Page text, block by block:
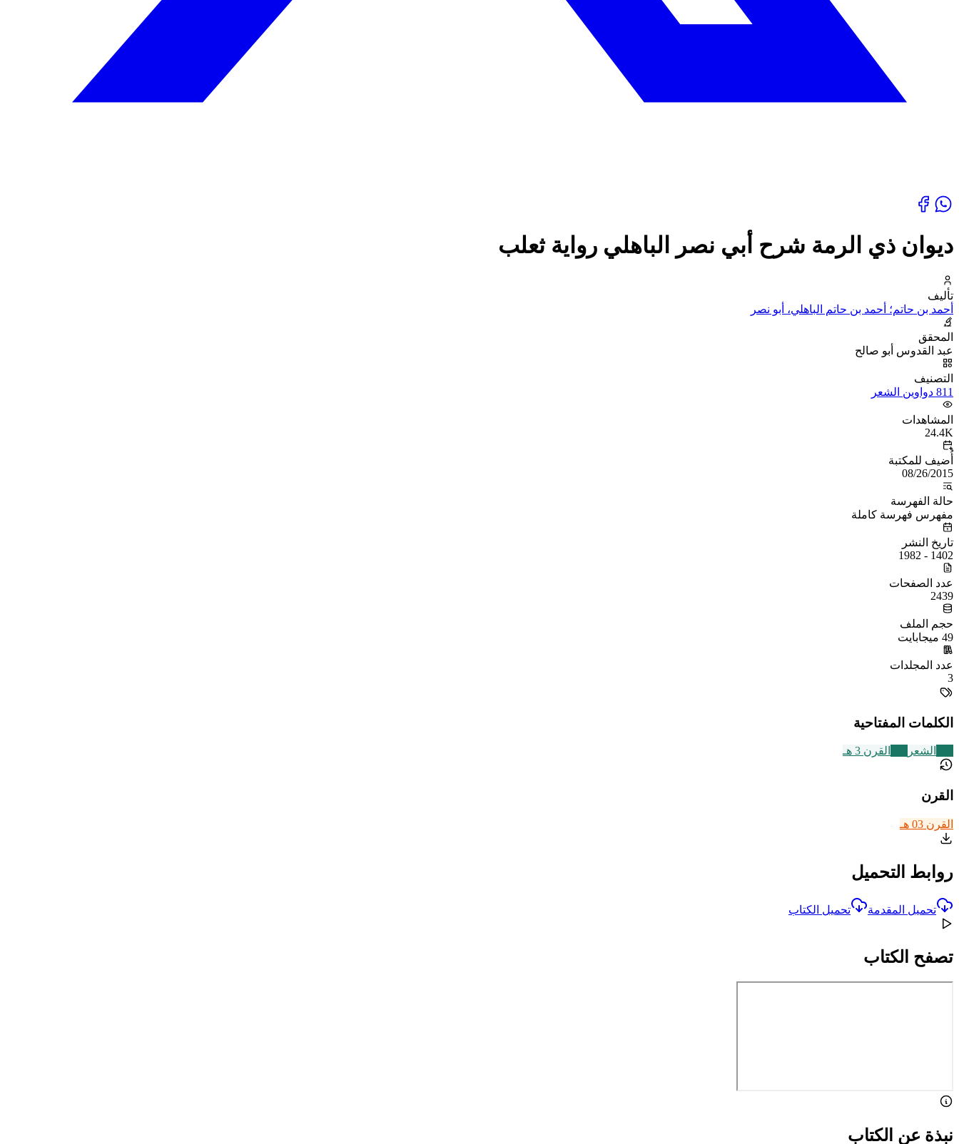
ديوان ذي الرمة شرح أبي نصر الباهلي رواية ثعلب
تأليف
أحمد بن حاتم؛ أحمد بن حاتم الباهلي، أبو نصر
المحقق
عبد القدوس أبو صالح
التصنيف
811 دواوين الشعر
المشاهدات
24.4K
أُضيف للمكتبة
08/26/2015
حالة الفهرسة
مفهرس فهرسة كاملة
تاريخ النشر
1402 - 1982
عدد الصفحات
2439
حجم الملف
49 ميجابايت
عدد المجلدات
3
الكلمات المفتاحية
الشعر القرن 3 هـ
القرن
القرن 03 هـ
روابط التحميل
تحميل المقدمة تحميل الكتاب
تصفح الكتاب
نبذة عن الكتاب